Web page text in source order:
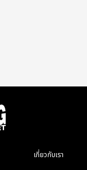
เกี่ยวกับเรา